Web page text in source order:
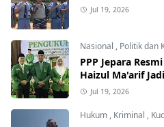
Jul 19, 2026
Nasional , Politik dan
PPP Jepara
Haizul Ma'arif
Jul 19, 2026
Hukum , Kriminal ,